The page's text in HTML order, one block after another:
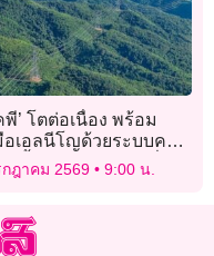
พี’ โตต่อเนื่อง พร้อม
อเอลนีโญด้วยระบบคาด
น้ำ เดินหน้าขับเคลื่อน
คมคาร์บอนต่ำ
ฎาคม 2569 9:00 น.